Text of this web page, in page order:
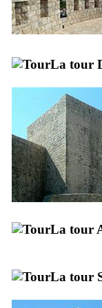
La tour
La tour
La tour